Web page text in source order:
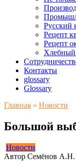
Русский
Рецепт
Рецепт
Хлебный
Контакты
glossary
Glossary
Главная » Новости
Большой
Новости
Автор Семёнов А.Н.